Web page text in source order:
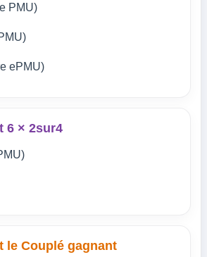
PMU)
ePMU)
6 × 2sur4
le Couplé gagnant